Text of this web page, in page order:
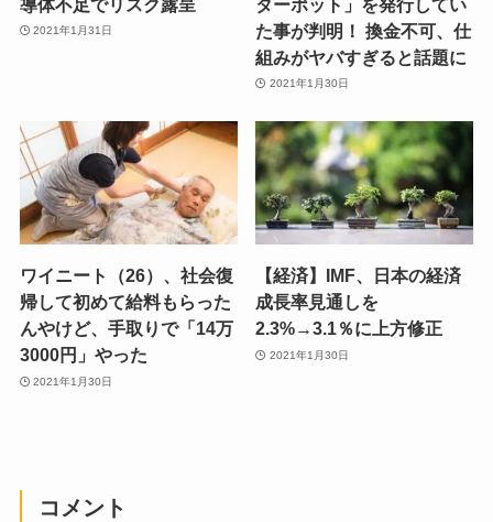
導体不足でリスク露呈
2021年1月31日
ターポット」を発行してい
た事が判明！ 換金不可、仕
組みがヤバすぎると話題に
2021年1月30日
ワイニート（26）、社会復
帰して初めて給料もらった
んやけど、手取りで「14万
3000円」やった
2021年1月30日
【経済】IMF、日本の経済
成長率見通しを
2.3%→3.1％に上方修正
2021年1月30日
コメント